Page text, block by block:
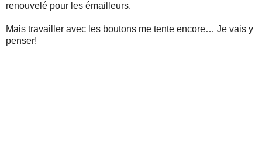
renouvelé pour les émailleurs.
Mais travailler avec les boutons me tente encore… Je vais y
penser!